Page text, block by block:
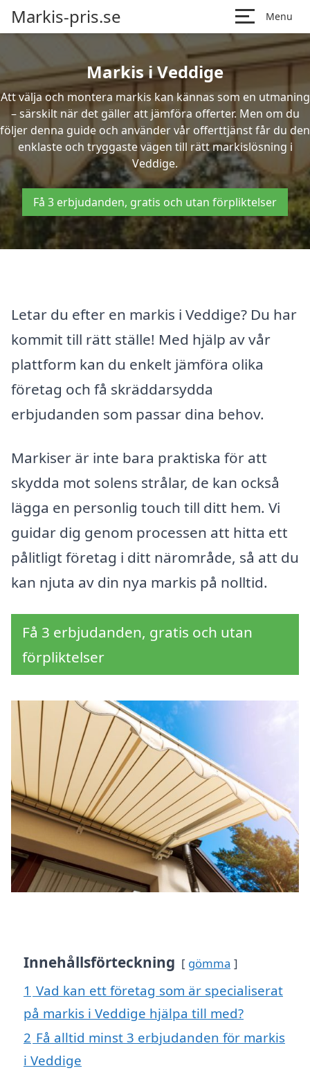
Markis-pris.se Menu
Markis i Veddige
Att välja och montera markis kan kännas som en utmaning
– särskilt när det gäller att jämföra offerter. Men om du
följer denna guide och använder vår offerttjänst får du den
enklaste och tryggaste vägen till rätt markislösning i
Veddige.
Få 3 erbjudanden, gratis och utan förpliktelser
Letar du efter en markis i Veddige? Du har
kommit till rätt ställe! Med hjälp av vår
plattform kan du enkelt jämföra olika
företag och få skräddarsydda
erbjudanden som passar dina behov.
Markiser är inte bara praktiska för att
skydda mot solens strålar, de kan också
lägga en personlig touch till ditt hem. Vi
guidar dig genom processen att hitta ett
pålitligt företag i ditt närområde, så att du
kan njuta av din nya markis på nolltid.
Få 3 erbjudanden, gratis och utan
förpliktelser
Innehållsförteckning gömma
1 Vad kan ett företag som är specialiserat
på markis i Veddige hjälpa till med?
2 Få alltid minst 3 erbjudanden för markis
i Veddige